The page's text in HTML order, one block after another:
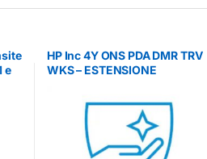
e
HP Inc 4Y ONS PDA DMR TRV
WKS – ESTENSIONE